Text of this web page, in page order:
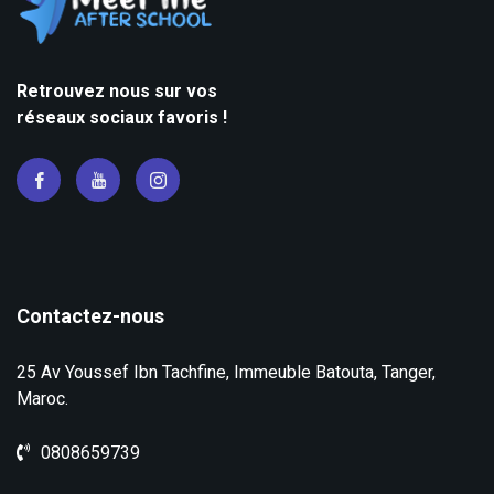
Retrouvez nous sur vos
réseaux sociaux favoris !
Contactez-nous
25 Av Youssef Ibn Tachfine, Immeuble Batouta, Tanger,
Maroc.
0808659739